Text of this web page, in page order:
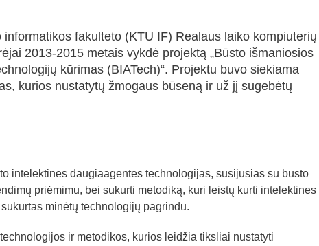
fakulteto (KTU IF) Realaus laiko kompiuterių
2013-2015 metais vykdė projektą „Būsto išmaniosios
kūrimas (BIATech)“. Projektu buvo siekiama
kurios nustatytų žmogaus būseną ir už jį sugebėtų
intelektines daugiaagentes technologijas, susijusias su būsto
priėmimu, bei sukurti metodiką, kuri leistų kurti intelektines
minėtų technologijų pagrindu.
ir metodikos, kurios leidžia tiksliai nustatyti